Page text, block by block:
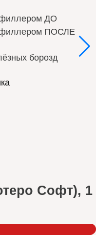
борозд
Софт), 1